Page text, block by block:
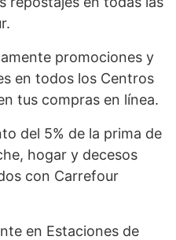
promociones y
en todos los Centros
tus compras en línea.
del 5% de la prima de
hogar y decesos
con Carrefour
en Estaciones de